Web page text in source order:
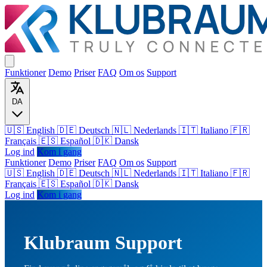
Funktioner Demo Priser FAQ Om os Support
DA
🇺🇸 English 🇩🇪 Deutsch 🇳🇱 Nederlands 🇮🇹 Italiano 🇫🇷
Français 🇪🇸 Español 🇩🇰 Dansk
Log ind Kom i gang
Funktioner Demo Priser FAQ Om os Support
🇺🇸 English 🇩🇪 Deutsch 🇳🇱 Nederlands 🇮🇹 Italiano 🇫🇷
Français 🇪🇸 Español 🇩🇰 Dansk
Log ind Kom i gang
Klubraum Support